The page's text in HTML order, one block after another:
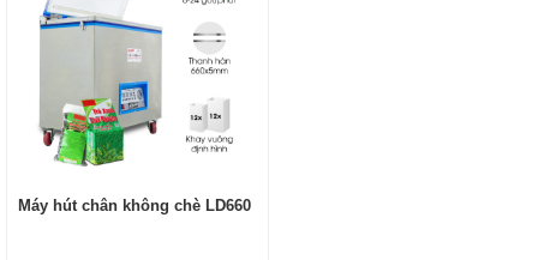
Máy hút chân không chè LD660